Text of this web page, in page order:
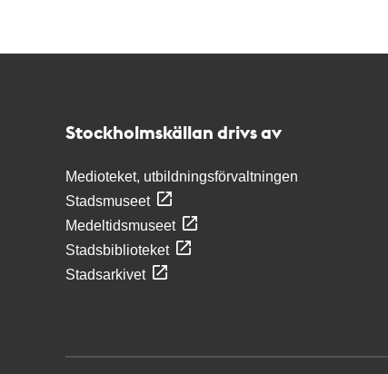
Stockholmskällan drivs av
Medioteket, utbildningsförvaltningen
Stadsmuseet
Medeltidsmuseet
Stadsbiblioteket
Stadsarkivet